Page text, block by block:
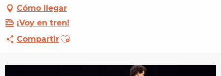
Cómo llegar
¡Voy en tren!
CompartirAjouter aux favoris